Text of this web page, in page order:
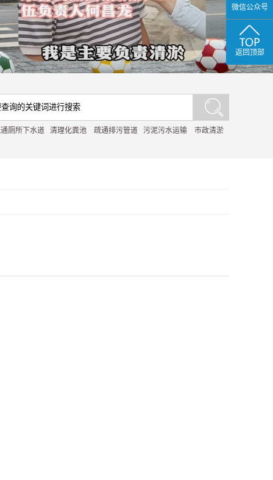
厕所下水道 清理化粪池 疏通排污管道 污泥污水运输 市政清淤
微信公众号
返回顶部